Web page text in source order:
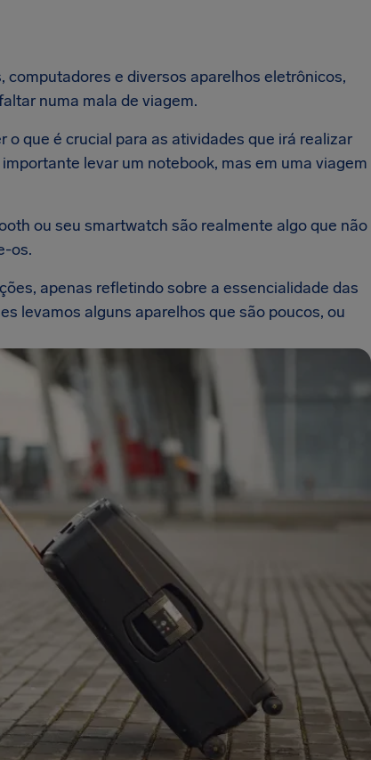
e diversos aparelhos eletrônicos,
numa mala de viagem.
o que é crucial para as atividades que irá realizar
levar um notebook, mas em uma viagem
ou seu smartwatch são realmente algo que não
os.
apenas refletindo sobre a essencialidade das
levamos alguns aparelhos que são poucos, ou